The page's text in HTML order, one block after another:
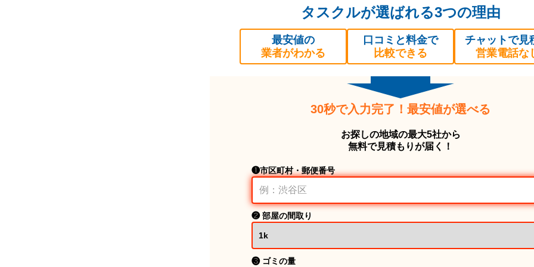
タスクルが選ばれる3つの理由
最安値の
業者がわかる
口コミと料金で
比較できる
チャットで見
営業電話な
30秒で入力完了！最安値が選べる
お探しの地域の最大5社から
無料で見積もりが届く！
❶市区町村・郵便番号
❷ 部屋の間取り
❸ ゴミの量